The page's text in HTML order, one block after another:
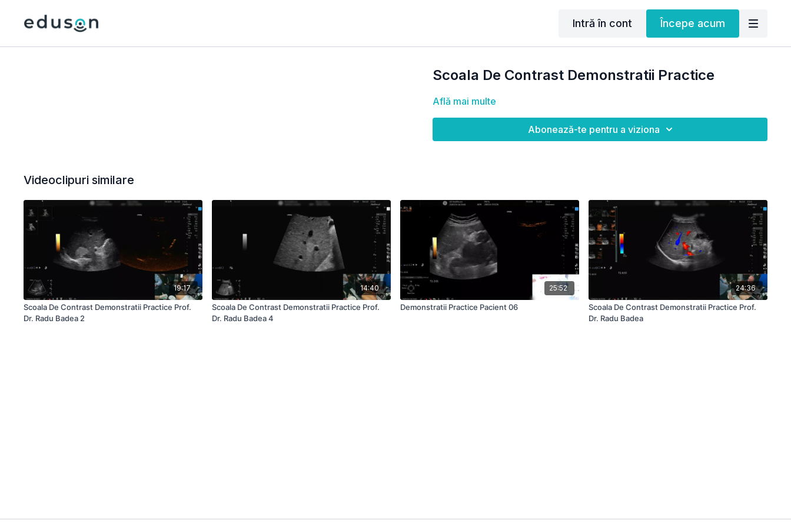
Intră în cont Începe acum
Scoala De Contrast Demonstratii Practice
Află mai multe
Abonează-te pentru a viziona
Videoclipuri similare
19:17
Scoala De Contrast Demonstratii Practice Prof.
Dr. Radu Badea 2
14:40
Scoala De Contrast Demonstratii Practice Prof.
Dr. Radu Badea 4
25:52
Demonstratii Practice Pacient 06
24:36
Scoala De Contrast Demonstratii Practice Prof.
Dr. Radu Badea